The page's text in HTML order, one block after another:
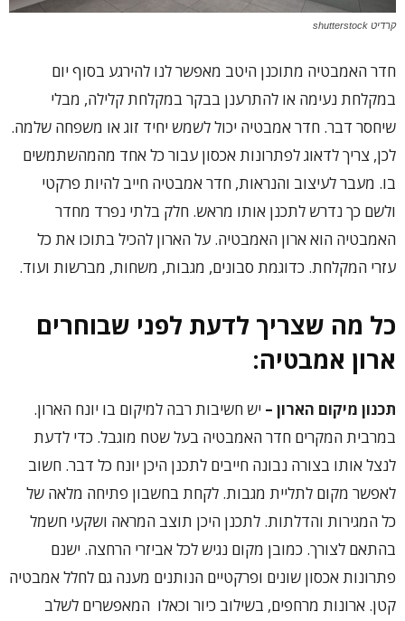
קרדיט shutterstock
חדר האמבטיה מתוכנן היטב מאפשר לנו להירגע בסוף יום
במקלחת נעימה או להתרענן בבקר במקלחת קלילה, מבלי
שיחסר דבר. חדר אמבטיה יכול לשמש יחיד זוג או משפחה שלמה.
לכן, צריך לדאוג לפתרונות אכסון עבור כל אחד מהמהשתמשים
בו. מעבר לעיצוב והנראות, חדר אמבטיה חייב להיות פרקטי
ולשם כך נדרש לתכנן אותו מראש. חלק בלתי נפרד מחדר
האמבטיה הוא ארון האמבטיה. על הארון להכיל בתוכו את כל
עזרי המקלחת. כדוגמת סבונים, מגבות, משחות, מברשות ועוד.
כל מה שצריך לדעת לפני שבוחרים
ארון אמבטיה:
תכנון מיקום הארון – יש חשיבות רבה למיקום בו יונח הארון.
במרבית המקרים חדר האמבטיה בעל שטח מוגבל. כדי לדעת
לנצל אותו בצורה נבונה חייבים לתכנן היכן יונח כל דבר. חשוב
לאפשר מקום לתליית מגבות. לקחת בחשבון פתיחה מלאה של
כל המגירות והדלתות. לתכנן היכן תוצב המראה ושקעי חשמל
בהתאם לצורך. כמובן מקום נגיש לכל אביזרי הרחצה. ישנם
פתרונות אכסון שונים ופרקטיים הנותנים מענה גם לחלל אמבטיה
קטן. ארונות מרחפים, בשילוב כיור וכאלו המאפשרים לשלב